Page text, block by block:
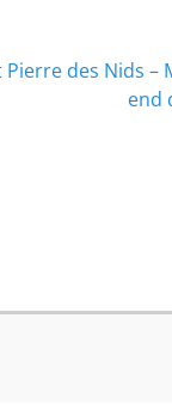
Pierre des Nids –
end